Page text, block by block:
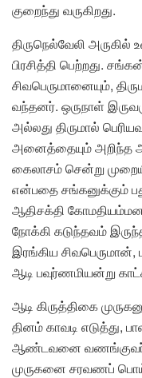
குறைந்து வருகிறது.
திருநெல்வேலி
பிரசித்தி பெற்றது.
சிவபெருமானையும்,
வந்தனர். ஒருநாள்
அல்லது திருமால்
அனைத்தையும் அறிந்த
கைலாசம் சென்று
என்பதை சங்கனுக்கும்
ஆதிசக்தி
நோக்கி கடுந்தவம்
இரங்கிய
ஆடி பவுர்ணமியன்று
ஆடி கிருத்திகை
தினம் காவடி எடுத்து,
ஆண்டவனை வணங்குவர்.
முருகனை சரவணப்